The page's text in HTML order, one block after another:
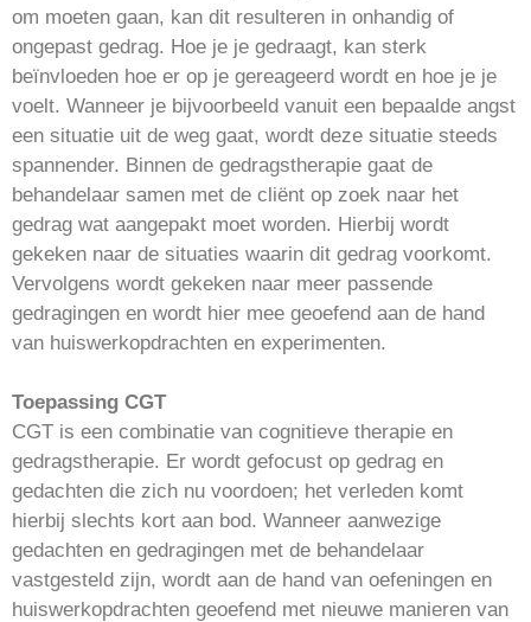
om moeten gaan, kan dit resulteren in onhandig of
ongepast gedrag. Hoe je je gedraagt, kan sterk
beïnvloeden hoe er op je gereageerd wordt en hoe je je
voelt. Wanneer je bijvoorbeeld vanuit een bepaalde angst
een situatie uit de weg gaat, wordt deze situatie steeds
spannender. Binnen de gedragstherapie gaat de
behandelaar samen met de cliënt op zoek naar het
gedrag wat aangepakt moet worden. Hierbij wordt
gekeken naar de situaties waarin dit gedrag voorkomt.
Vervolgens wordt gekeken naar meer passende
gedragingen en wordt hier mee geoefend aan de hand
van huiswerkopdrachten en experimenten.
Toepassing CGT
CGT is een combinatie van cognitieve therapie en
gedragstherapie. Er wordt gefocust op gedrag en
gedachten die zich nu voordoen; het verleden komt
hierbij slechts kort aan bod. Wanneer aanwezige
gedachten en gedragingen met de behandelaar
vastgesteld zijn, wordt aan de hand van oefeningen en
huiswerkopdrachten geoefend met nieuwe manieren van